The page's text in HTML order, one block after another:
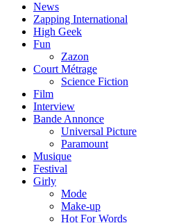
News
Zapping International
High Geek
Fun
Zazon
Court Métrage
Science Fiction
Film
Interview
Bande Annonce
Universal Picture
Paramount
Musique
Festival
Girly
Mode
Make-up
Hot For Words